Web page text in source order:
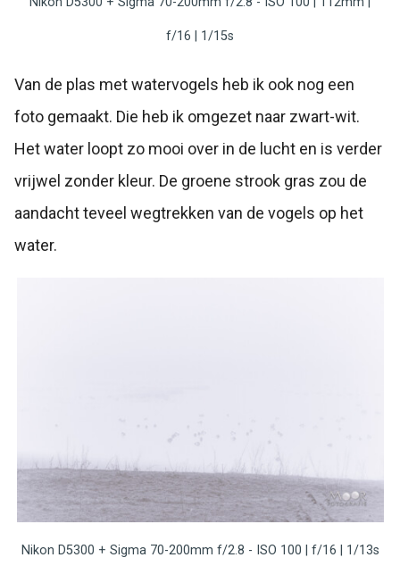
f/16 | 1/15s
Van de plas met watervogels heb ik ook nog een
foto gemaakt. Die heb ik omgezet naar zwart-wit.
Het water loopt zo mooi over in de lucht en is verder
vrijwel zonder kleur. De groene strook gras zou de
aandacht teveel wegtrekken van de vogels op het
water.
Nikon D5300 + Sigma 70-200mm f/2.8 - ISO 100 | f/16 | 1/13s